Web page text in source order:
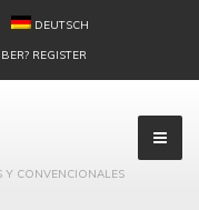
DEUTSCH
REGISTER
Y CONVENCIONALES